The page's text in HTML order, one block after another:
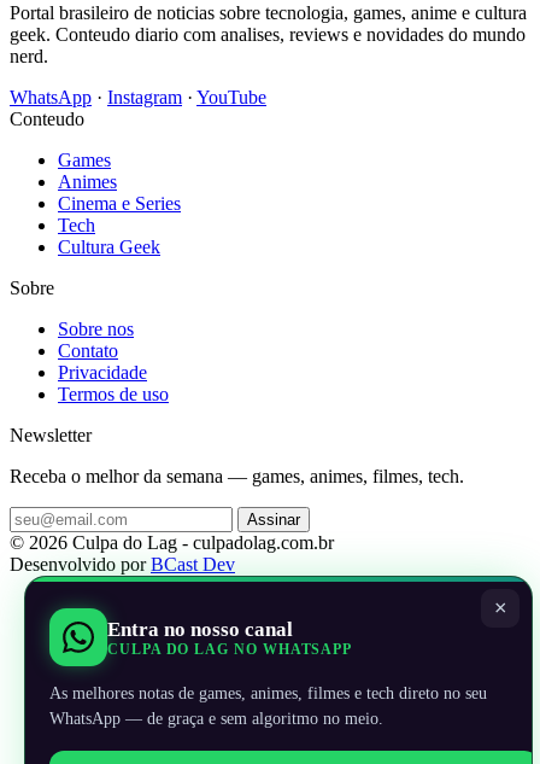
Portal brasileiro de noticias sobre tecnologia, games, anime e cultura
geek. Conteudo diario com analises, reviews e novidades do mundo
nerd.
WhatsApp · Instagram · YouTube
Conteudo
Games
Animes
Cinema e Series
Tech
Cultura Geek
Sobre
Sobre nos
Contato
Privacidade
Termos de uso
Newsletter
Receba o melhor da semana — games, animes, filmes, tech.
Assinar
© 2026 Culpa do Lag - culpadolag.com.br
Desenvolvido porBCast Dev
×
Entra no nosso canal
CULPA DO LAG NO WHATSAPP
As melhores notas de games, animes, filmes e tech direto no seu
WhatsApp — de graça e sem algoritmo no meio.